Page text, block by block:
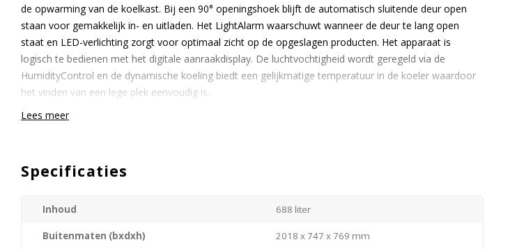
de opwarming van de koelkast. Bij een 90° openingshoek blijft de automatisch sluitende deur open
staan voor gemakkelijk in- en uitladen. Het LightAlarm waarschuwt wanneer de deur te lang open
staat en LED-verlichting zorgt voor optimaal zicht op de opgeslagen producten. Het apparaat is
logisch te bedienen met het digitale aanraakdisplay. De luchtvochtigheid wordt geregeld via de
HumidityControl en de dynamische koeling biedt een gelijkmatige temperatuur in de koeler waardoor
het vinden van een lege plek eenvoudig is.
regelmatig wordt geopend. De kunststof gecoate draadroosters zijn in hoogte verstelbaar waardoor
verdeel schotje.
Er is een mogelijkheid de deurdraairichting te wijzigen. Standaard worden alle kasten voorzien van een
Lees meer
Specificaties
Inhoud 688 liter
Buitenmaten (bxdxh) 2018 x 747 x 769 mm